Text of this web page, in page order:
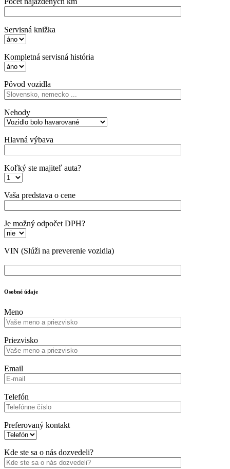
Servisná knižka
Kompletná servisná história
Pôvod vozidla
Nehody
Hlavná výbava
Koľký ste majiteľ auta?
Vaša predstava o cene
Je možný odpočet DPH?
VIN (Slúži na preverenie vozidla)
Osobné údaje
Meno
Priezvisko
Email
Telefón
Preferovaný kontakt
Kde ste sa o nás dozvedeli?